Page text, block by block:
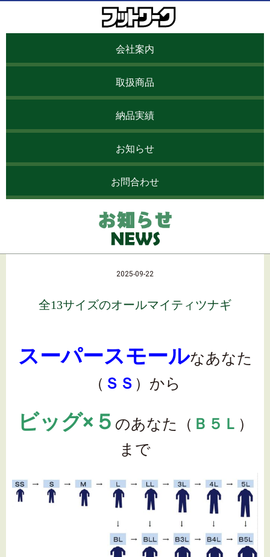
株式会
社フッ
トワー
ク
会社案内
取扱商品
納品実績
お知らせ
お問合わせ
お知らせNEWS
2025-09-22
全13サイズのオールマイティツナギ
スーパースモールなあなた
（ ＳＳ ）から
ビッグ×５ のあなた（ Ｂ５Ｌ ）
まで